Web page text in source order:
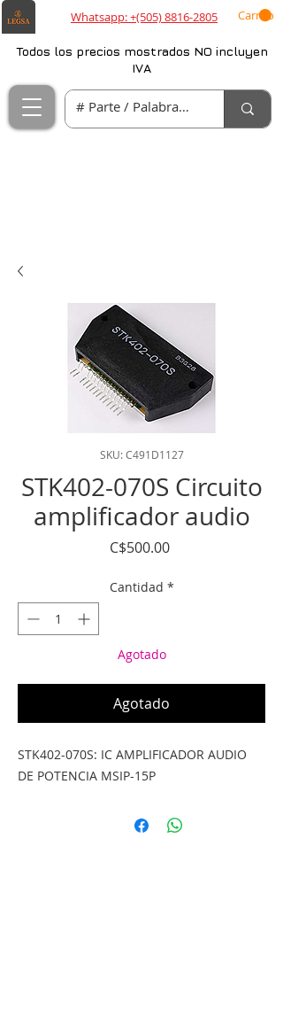
Whatsapp: +(505) 8816-2805 Carrito
Todos los precios mostrados NO incluyen
IVA
SKU: C491D1127
STK402-070S Circuito
amplificador audio
C$500.00Precio
Cantidad *
Agotado
Agotado
STK402-070S: IC AMPLIFICADOR AUDIO
DE POTENCIA MSIP-15P